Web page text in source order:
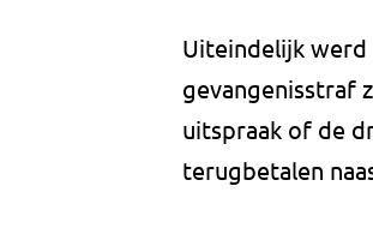
Uiteindelijk
gevangenisstraf
uitspraak of de
terugbetalen